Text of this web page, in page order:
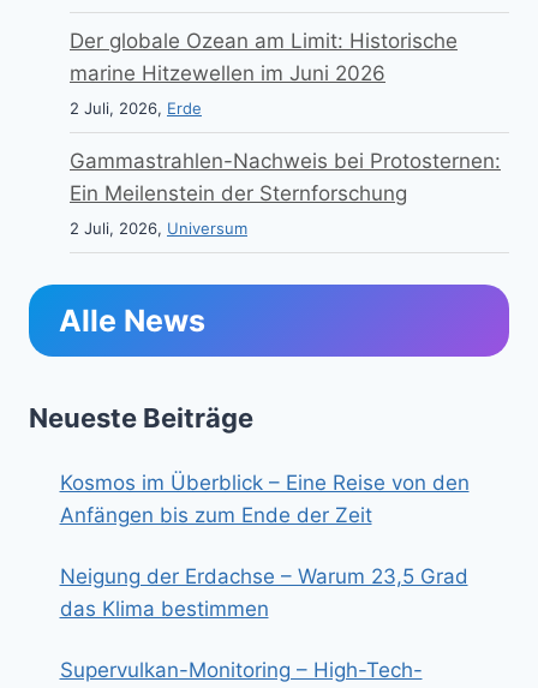
Der globale Ozean am Limit: Historische
marine Hitzewellen im Juni 2026
2 Juli, 2026, Erde
Gammastrahlen-Nachweis bei Protosternen:
Ein Meilenstein der Sternforschung
2 Juli, 2026, Universum
Alle News
Neueste Beiträge
Kosmos im Überblick – Eine Reise von den
Anfängen bis zum Ende der Zeit
Neigung der Erdachse – Warum 23,5 Grad
das Klima bestimmen
Supervulkan-Monitoring – High-Tech-